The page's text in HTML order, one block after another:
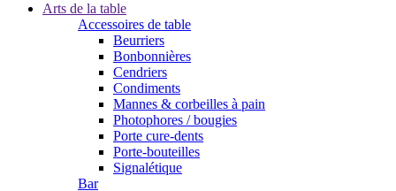
Arts de la table
Accessoires de table
Beurriers
Bonbonnières
Cendriers
Condiments
Mannes & corbeilles à pain
Photophores / bougies
Porte cure-dents
Porte-bouteilles
Signalétique
Bar